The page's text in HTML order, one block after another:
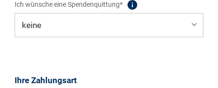
Ich wünsche eine Spendenquittung*
Ihre Zahlungsart